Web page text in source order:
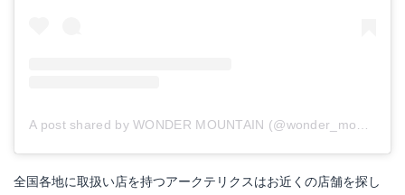
全国各地に取扱い店を持つアークテリクスはお近くの店舗を探し